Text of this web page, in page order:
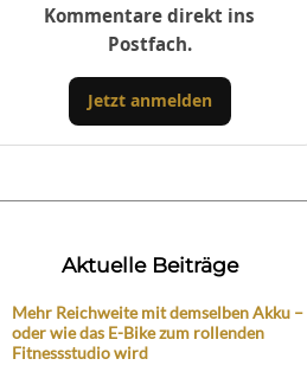
Kommentare direkt ins
Postfach.
Jetzt anmelden
Aktuelle Beiträge
Mehr Reichweite mit demselben Akku –
oder wie das E-Bike zum rollenden
Fitnessstudio wird